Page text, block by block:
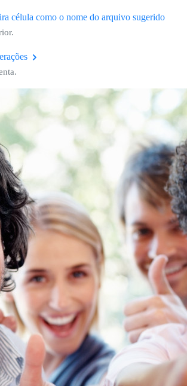
célula como o nome do arquivo sugerido